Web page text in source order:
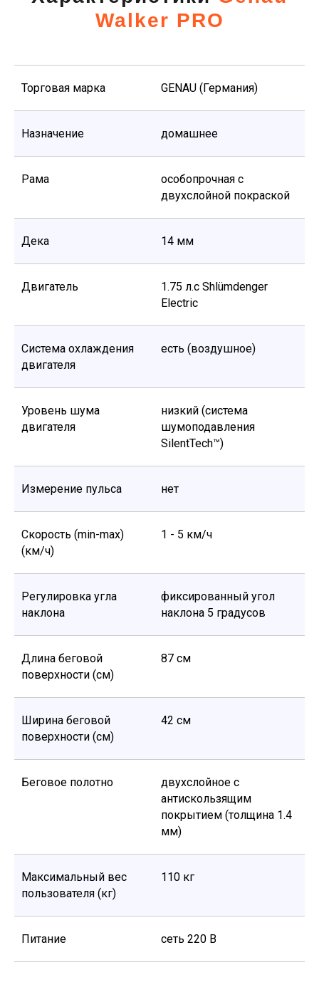
Walker PRO
Торговая марка GENAU (Германия)
Назначение домашнее
Рама
особопрочная с
двухслойной покраской
Дека 14 мм
Двигатель
1.75 л.с Shlümdenger
Electric
Система охлаждения
двигателя
есть (воздушное)
Уровень шума
двигателя
низкий (система
шумоподавления
SilentTech™)
Измерение пульса нет
Скорость (min-max)
(км/ч)
1 - 5 км/ч
Регулировка угла
наклона
фиксированный угол
наклона 5 градусов
Длина беговой
поверхности (см)
87 см
Ширина беговой
поверхности (см)
42 см
Беговое полотно
двухслойное с
антискользящим
покрытием (толщина 1.4
мм)
Максимальный вес
пользователя (кг)
110 кг
Питание сеть 220 В